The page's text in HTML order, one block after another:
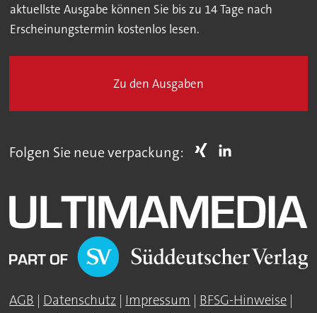
aktuellste Ausgabe können Sie bis zu 14 Tage nach
Erscheinungstermin kostenlos lesen.
Zu den Ausgaben
Folgen Sie neue verpackung:
AGB | Datenschutz | Impressum | BFSG-Hinweise |